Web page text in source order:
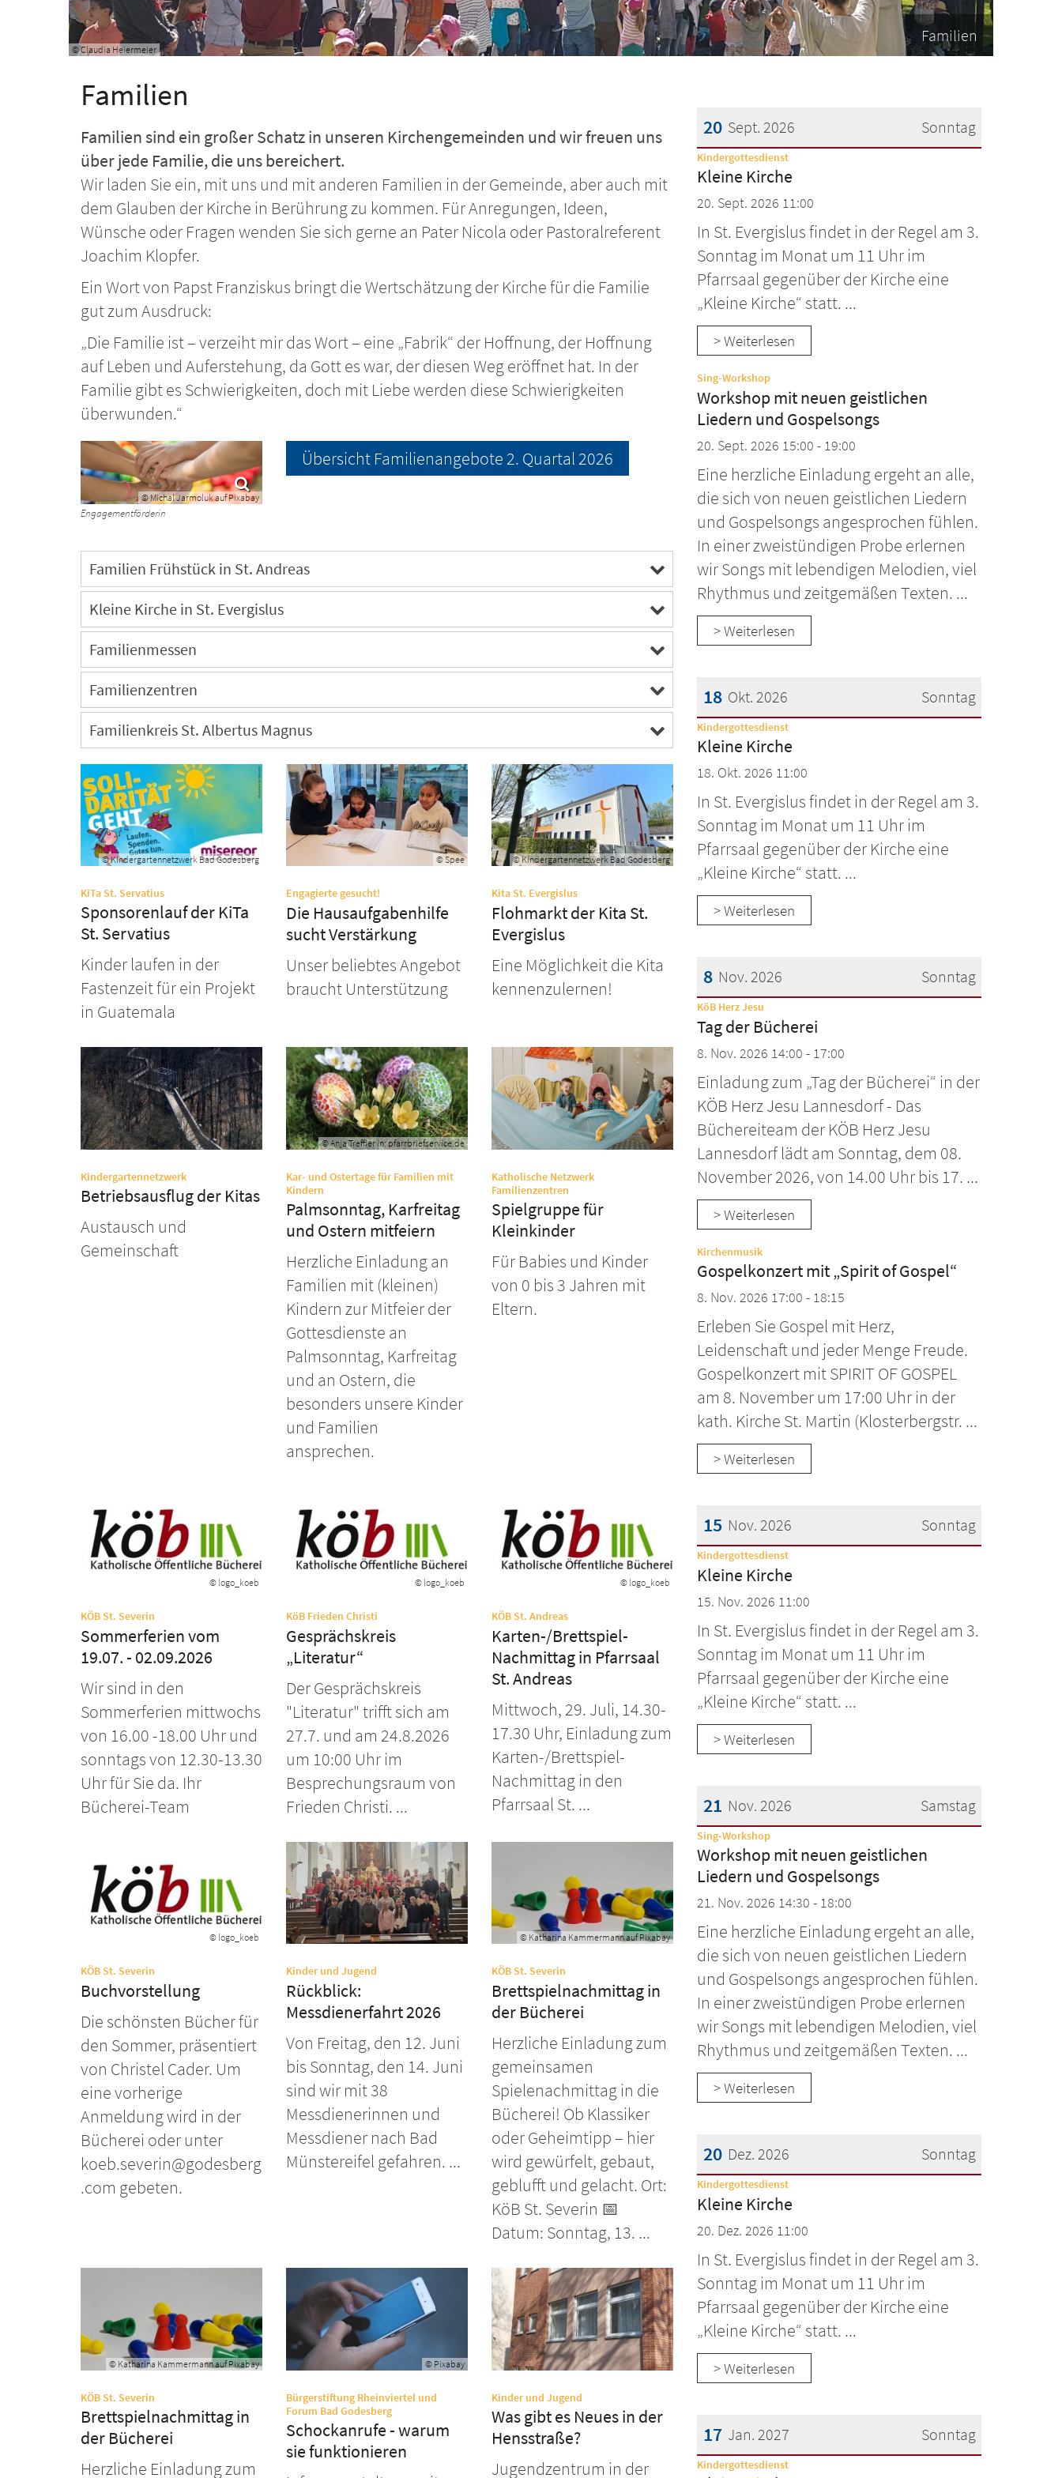
© Claudia Heiermeier
Familien
Familien
Familien sind ein großer Schatz in unseren Kirchengemeinden und wir freuen uns
über jede Familie, die uns bereichert.
Wir laden Sie ein, mit uns und mit anderen Familien in der Gemeinde, aber auch mit
dem Glauben der Kirche in Berührung zu kommen. Für Anregungen, Ideen,
Wünsche oder Fragen wenden Sie sich gerne an Pater Nicola oder Pastoralreferent
Joachim Klopfer.
Ein Wort von Papst Franziskus bringt die Wertschätzung der Kirche für die Familie
gut zum Ausdruck:
„Die Familie ist – verzeiht mir das Wort – eine „Fabrik“ der Hoffnung, der Hoffnung
auf Leben und Auferstehung, da Gott es war, der diesen Weg eröffnet hat. In der
Familie gibt es Schwierigkeiten, doch mit Liebe werden diese Schwierigkeiten
überwunden.“
© Michal Jarmoluk auf Pixabay
Engagementförderin
Übersicht Familienangebote 2. Quartal 2026
Familien Frühstück in St. Andreas
Kleine Kirche in St. Evergislus
Familienmessen
Familienzentren
Familienkreis St. Albertus Magnus
© Kindergartennetzwerk Bad Godesberg
KiTa St. Servatius:
Sponsorenlauf der KiTa
St. Servatius
Kinder laufen in der
Fastenzeit für ein Projekt
in Guatemala
© Spee
Engagierte gesucht!:
Die Hausaufgabenhilfe
sucht Verstärkung
Unser beliebtes Angebot
braucht Unterstützung
© Kindergartennetzwerk Bad Godesberg
Kita St. Evergislus:
Flohmarkt der Kita St.
Evergislus
Eine Möglichkeit die Kita
kennenzulernen!
Kindergartennetzwerk:
Betriebsausflug der Kitas
Austausch und
Gemeinschaft
© Anja Treffler in: pfarrbriefservice.de
Kar- und Ostertage für Familien mit
Kindern:
Palmsonntag, Karfreitag
und Ostern mitfeiern
Herzliche Einladung an
Familien mit (kleinen)
Kindern zur Mitfeier der
Gottesdienste an
Palmsonntag, Karfreitag
und an Ostern, die
besonders unsere Kinder
und Familien
ansprechen.
Katholische Netzwerk
Familienzentren:
Spielgruppe für
Kleinkinder
Für Babies und Kinder
von 0 bis 3 Jahren mit
Eltern.
© logo_koeb
KÖB St. Severin
Sommerferien vom
19.07. - 02.09.2026
Wir sind in den
Sommerferien mittwochs
von 16.00 -18.00 Uhr und
sonntags von 12.30-13.30
Uhr für Sie da. Ihr
Bücherei-Team
© logo_koeb
KöB Frieden Christi:
Gesprächskreis
„Literatur“
Der Gesprächskreis
"Literatur" trifft sich am
27.7. und am 24.8.2026
um 10:00 Uhr im
Besprechungsraum von
Frieden Christi. ...
© logo_koeb
KÖB St. Andreas:
Karten-/Brettspiel-
Nachmittag in Pfarrsaal
St. Andreas
Mittwoch, 29. Juli, 14.30-
17.30 Uhr, Einladung zum
Karten-/Brettspiel-
Nachmittag in den
Pfarrsaal St. ...
© logo_koeb
KÖB St. Severin
Buchvorstellung
Die schönsten Bücher für
den Sommer, präsentiert
von Christel Cader. Um
eine vorherige
Anmeldung wird in der
Bücherei oder unter
koeb.severin@godesberg
.com gebeten.
Kinder und Jugend:
Rückblick:
Messdienerfahrt 2026
Von Freitag, den 12. Juni
bis Sonntag, den 14. Juni
sind wir mit 38
Messdienerinnen und
Messdiener nach Bad
Münstereifel gefahren. ...
© Katharina Kammermann auf Pixabay
KÖB St. Severin:
Brettspielnachmittag in
der Bücherei
Herzliche Einladung zum
gemeinsamen
Spielenachmittag in die
Bücherei! Ob Klassiker
oder Geheimtipp – hier
wird gewürfelt, gebaut,
geblufft und gelacht. Ort:
KöB St. Severin 📅
Datum: Sonntag, 13. ...
© Katharina Kammermann auf Pixabay
KÖB St. Severin
Brettspielnachmittag in
der Bücherei
Herzliche Einladung zum
© Pixabay
Bürgerstiftung Rheinviertel und
Forum Bad Godesberg:
Schockanrufe - warum
sie funktionieren
Kinder und Jugend:
Was gibt es Neues in der
Hensstraße?
Jugendzentrum in der
Sonntag
20 Sept. 2026
Datum: 20. September 2026
Kindergottesdienst:
Kleine Kirche
20. Sept. 2026 11:00
In St. Evergislus findet in der Regel am 3.
Sonntag im Monat um 11 Uhr im
Pfarrsaal gegenüber der Kirche eine
„Kleine Kirche“ statt. ...
> Weiterlesen
Sing-Workshop:
Workshop mit neuen geistlichen
Liedern und Gospelsongs
20. Sept. 2026 15:00 - 19:00
Eine herzliche Einladung ergeht an alle,
die sich von neuen geistlichen Liedern
und Gospelsongs angesprochen fühlen.
In einer zweistündigen Probe erlernen
wir Songs mit lebendigen Melodien, viel
Rhythmus und zeitgemäßen Texten. ...
> Weiterlesen
Sonntag
18 Okt. 2026
Datum: 18. Oktober 2026
Kindergottesdienst:
Kleine Kirche
18. Okt. 2026 11:00
In St. Evergislus findet in der Regel am 3.
Sonntag im Monat um 11 Uhr im
Pfarrsaal gegenüber der Kirche eine
„Kleine Kirche“ statt. ...
> Weiterlesen
Sonntag
8 Nov. 2026
Datum: 8. November 2026
KöB Herz Jesu
Tag der Bücherei
8. Nov. 2026 14:00 - 17:00
Einladung zum „Tag der Bücherei“ in der
KÖB Herz Jesu Lannesdorf - Das
Büchereiteam der KÖB Herz Jesu
Lannesdorf lädt am Sonntag, dem 08.
November 2026, von 14.00 Uhr bis 17. ...
> Weiterlesen
Kirchenmusik:
Gospelkonzert mit „Spirit of Gospel“
8. Nov. 2026 17:00 - 18:15
Erleben Sie Gospel mit Herz,
Leidenschaft und jeder Menge Freude.
Gospelkonzert mit SPIRIT OF GOSPEL
am 8. November um 17:00 Uhr in der
kath. Kirche St. Martin (Klosterbergstr. ...
> Weiterlesen
Sonntag
15 Nov. 2026
Datum: 15. November 2026
Kindergottesdienst:
Kleine Kirche
15. Nov. 2026 11:00
In St. Evergislus findet in der Regel am 3.
Sonntag im Monat um 11 Uhr im
Pfarrsaal gegenüber der Kirche eine
„Kleine Kirche“ statt. ...
> Weiterlesen
Samstag
21 Nov. 2026
Datum: 21. November 2026
Sing-Workshop:
Workshop mit neuen geistlichen
Liedern und Gospelsongs
21. Nov. 2026 14:30 - 18:00
Eine herzliche Einladung ergeht an alle,
die sich von neuen geistlichen Liedern
und Gospelsongs angesprochen fühlen.
In einer zweistündigen Probe erlernen
wir Songs mit lebendigen Melodien, viel
Rhythmus und zeitgemäßen Texten. ...
> Weiterlesen
Sonntag
20 Dez. 2026
Datum: 20. Dezember 2026
Kindergottesdienst:
Kleine Kirche
20. Dez. 2026 11:00
In St. Evergislus findet in der Regel am 3.
Sonntag im Monat um 11 Uhr im
Pfarrsaal gegenüber der Kirche eine
„Kleine Kirche“ statt. ...
> Weiterlesen
Sonntag
17 Jan. 2027
Datum: 17. Januar 2027
Kindergottesdienst: